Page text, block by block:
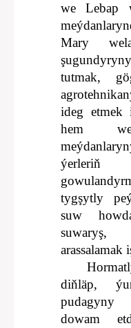
we Lebap
Mary
tutmak,
ideg etmek
hem
ýerleriň
tygşytly
suw
suwaryş,
arassalamak
diňläp,
pudagyny
dowam